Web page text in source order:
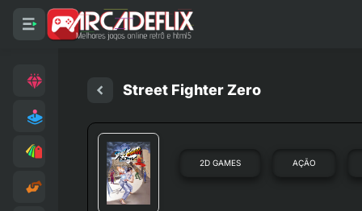
Street Fighter Zero
2D GAMES AÇÃO